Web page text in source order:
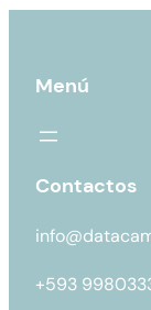
Menú
Contactos
+593